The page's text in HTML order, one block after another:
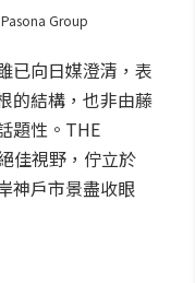
Pasona Group
已向日媒澄清，表
的結構，也非由藤
題性。THE
佳視野，佇立於
神戶市景盡收眼